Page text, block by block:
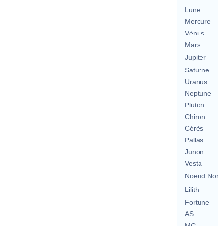
Lune
Mercure
Vénus
Mars
Jupiter
Saturne
Uranus
Neptune
Pluton
Chiron
Cérès
Pallas
Junon
Vesta
Noeud
Lilith
Fortune
AS